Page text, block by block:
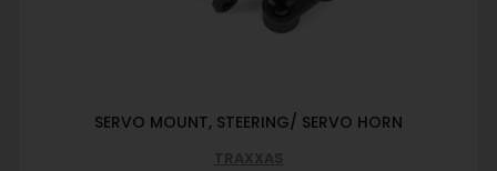
SERVO MOUNT, STEERING/ SERVO HORN
TRAXXAS